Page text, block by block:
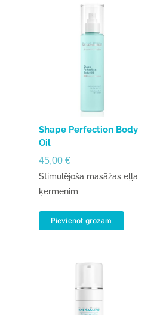
Shape Perfection Body
Oil
45,00 €
Stimulējoša masāžas eļļa
ķermenim
Pievienot grozam